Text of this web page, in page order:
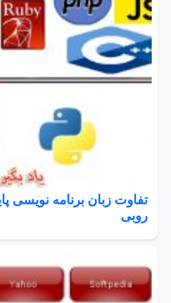
تفاوت زبان برنامه نویسی
روبی